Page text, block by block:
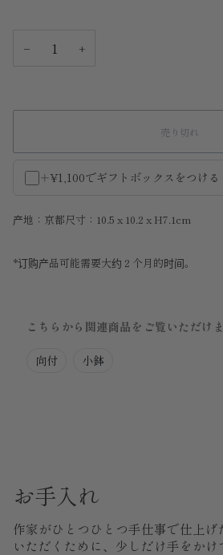
− +
売り切れ
＋¥1,100でギフトボックスをつける
产地：京都尺寸：10.5 x 10.2 x H7.1cm
*订购产品可能需要大约 2 个月的时间。
こちらから関連商品をご覧いただけ
向付 小鉢
お手入れ
作家がひとつひとつ手仕事で仕上
いただくために、少しだけ手をかけ